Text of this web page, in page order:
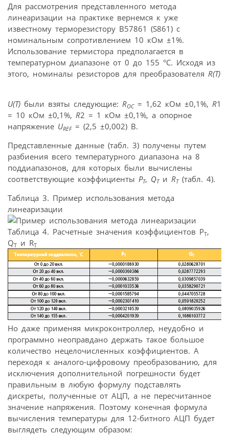
Для рассмотрения представленного метода
линеаризации на практике вернемся к уже
известному терморезистору В57861 (S861) с
номинальным сопротивлением 10 кОм ±1%.
Использование термистора предполагается в
температурном диапазоне от 0 до 155 °С. Исходя из
этого, номиналы резисторов для преобразователя R(Т)
U(T) были взяты следующие: ROC= 1,62 кОм ±0,1%, R1
= 10 кОм ±0,1%, R2 = 1 кОм ±0,1%, а опорное
напряжение UREF= (2,5 ±0,002) В.
Представленные данные (табл. 3) получены путем
разбиения всего температурного диапазона на 8
поддиапазонов, для которых были вычислены
соответствующие коэффициенты PT, QTи RT(табл. 4).
Таблица 3. Пример использования метода
линеаризации
Таблица 4. Расчетные значения коэффициентов PT,
QT и RT
Но даже применяя микроконтроллер, неудобно и
программно неоправдано держать такое большое
количество нецелочисленных коэффициентов. А
переходя к аналого-цифровому преобразованию, для
исключения дополнительной погрешности будет
правильным в любую формулу подставлять
дискреты, полученные от АЦП, а не пересчитанное
значение напряжения. Поэтому конечная формула
вычисления температуры для 12-битного АЦП будет
выглядеть следующим образом: